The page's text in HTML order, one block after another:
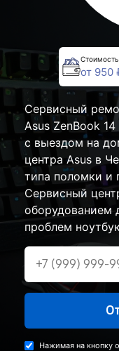
от 950
Сервисный
Asus ZenBook
с выездом на
центра Asus в
типа поломки и
Сервисный
оборудованием
проблем
Нажимая на кнопку